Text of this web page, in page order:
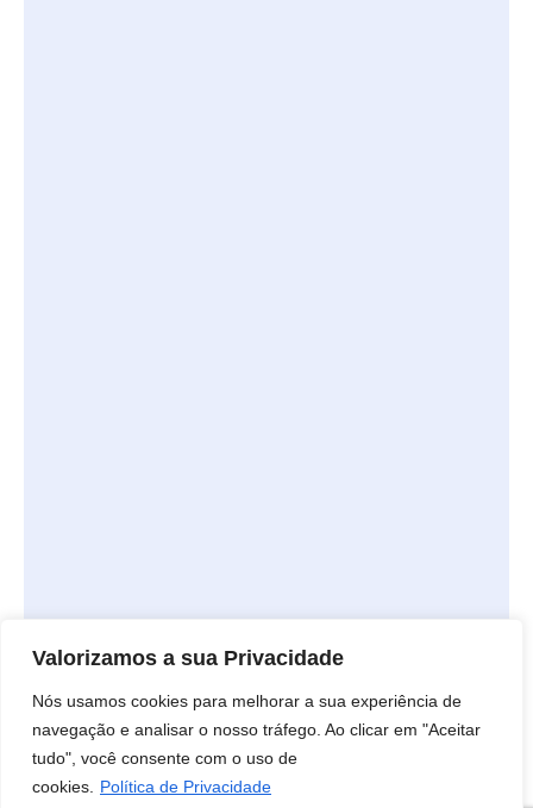
Valorizamos a sua Privacidade
Nós usamos cookies para melhorar a sua experiência de
navegação e analisar o nosso tráfego. Ao clicar em "Aceitar
tudo", você consente com o uso de
cookies.
Política de Privacidade